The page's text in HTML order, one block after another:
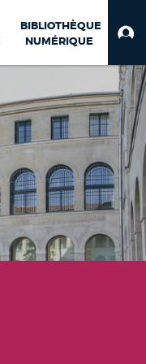
BIBLIOTHÈQUE
NUMÉRIQUE